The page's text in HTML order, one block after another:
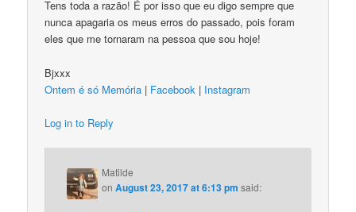
Tens toda a razão! É por isso que eu digo sempre que
nunca apagaria os meus erros do passado, pois foram
eles que me tornaram na pessoa que sou hoje!
Bjxxx
Ontem é só Memória | Facebook | Instagram
Log in to Reply
Matilde
onAugust 23, 2017 at 6:13 pm said: